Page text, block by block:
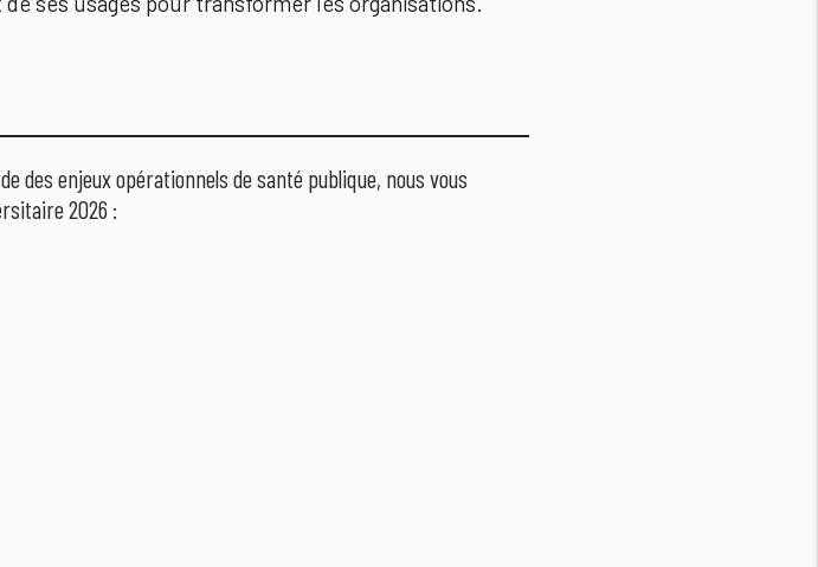
des enjeux opérationnels de santé publique, nous vous
2026 :